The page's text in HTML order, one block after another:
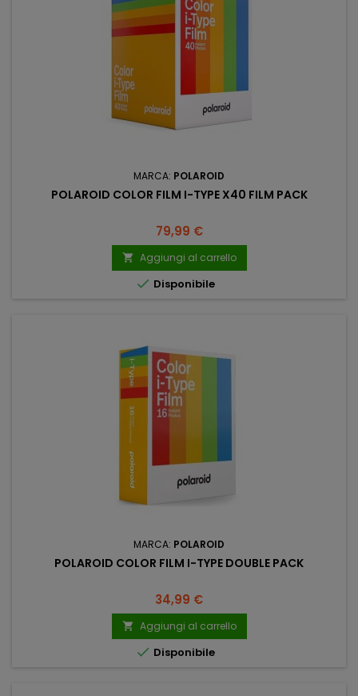
MARCA: POLAROID
POLAROID COLOR FILM I-TYPE X40 FILM PACK
Prezzo
79,99 €
 Aggiungi al carrello
 Disponibile
MARCA: POLAROID
POLAROID COLOR FILM I-TYPE DOUBLE PACK
Prezzo
34,99 €
 Aggiungi al carrello
 Disponibile